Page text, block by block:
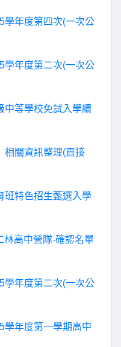
學年度第四次(一次公
學年度第二次(一次公
中等學校免試入學續
相關資訊整理(直接
班特色招生甄選入學
林高中營隊-確認名單
學年度第二次(一次公
學年度第一學期高中